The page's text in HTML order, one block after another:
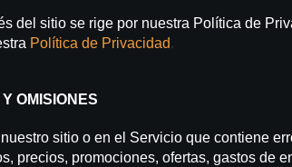
del sitio se rige por nuestra Política de
Política de Privacidad .
OMISIONES
sitio o en el Servicio que contiene
precios, promociones, ofertas, gastos de